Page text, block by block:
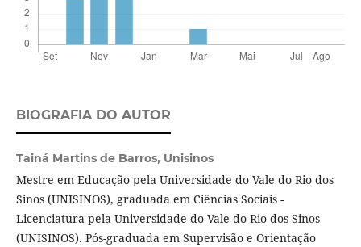
BIOGRAFIA DO AUTOR
Tainá Martins de Barros, Unisinos
Mestre em Educação pela Universidade do Vale do Rio dos
Sinos (UNISINOS), graduada em Ciências Sociais -
Licenciatura pela Universidade do Vale do Rio dos Sinos
(UNISINOS). Pós-graduada em Supervisão e Orientação